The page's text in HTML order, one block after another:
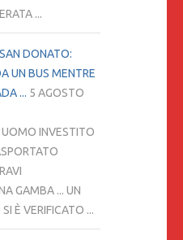
...
DONATO:
UN BUS MENTRE
... 5 AGOSTO
INVESTITO
GAMBA ... UN
È VERIFICATO ...